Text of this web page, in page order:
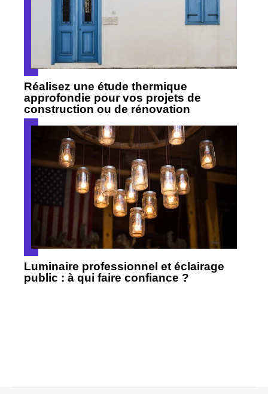
Réalisez une étude thermique
approfondie pour vos projets de
construction ou de rénovation
Luminaire professionnel et éclairage
public : à qui faire confiance ?